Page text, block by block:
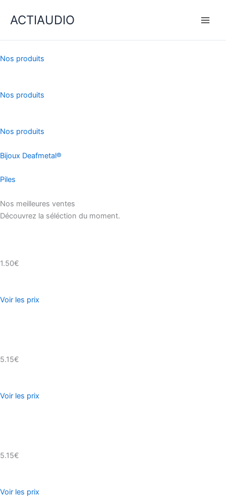
ACTIAUDIO
Nos produits
Nos produits
Nos produits
Bijoux Deafmetal®
Piles
Nos meilleures ventes
Découvrez la séléction du moment.
1.50€
Voir les prix
5.15€
Voir les prix
5.15€
Voir les prix